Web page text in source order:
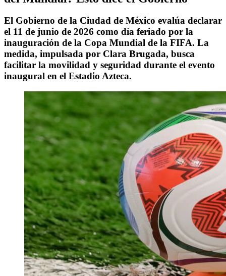
El Gobierno de la Ciudad de México evalúa declarar
el 11 de junio de 2026 como día feriado por la
inauguración de la Copa Mundial de la FIFA. La
medida, impulsada por Clara Brugada, busca
facilitar la movilidad y seguridad durante el evento
inaugural en el Estadio Azteca.